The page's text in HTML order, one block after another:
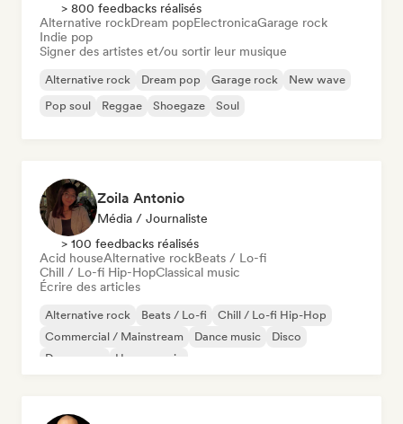
> 800 feedbacks réalisés
Alternative rockDream popElectronicaGarage rock
Indie pop
Signer des artistes et/ou sortir leur musique
Alternative rock Dream pop Garage rock
New wave
Pop soul
Reggae Shoegaze Soul
Zoila Antonio
Média / Journaliste
> 100 feedbacks réalisés
Acid houseAlternative rockBeats / Lo-fi
Chill / Lo-fi Hip-HopClassical music
Écrire des articles
Alternative rock Beats / Lo-fi
Chill / Lo-fi Hip-Hop
Commercial / Mainstream
Dance music
Disco
Dream pop
House music